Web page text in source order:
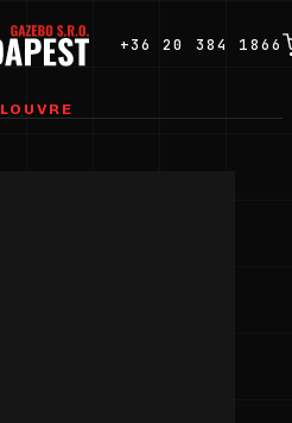
+36 20 384 1866
LOUVRE